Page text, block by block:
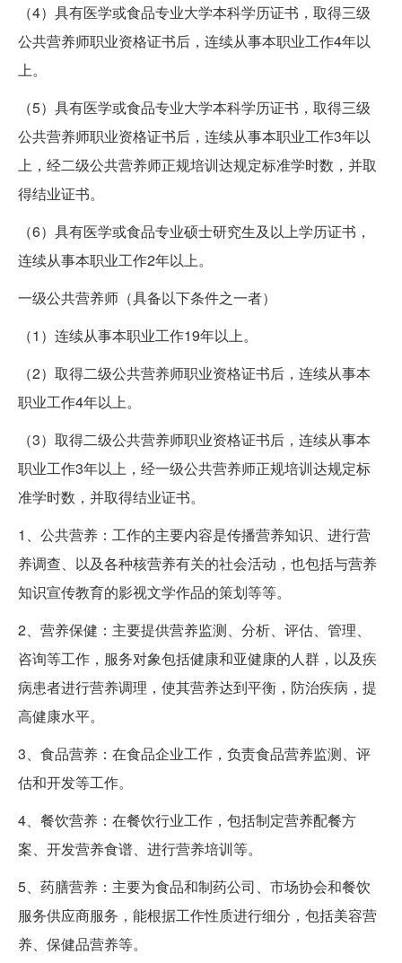
（4）具有医学或食品专业大学本科学历证书，取得三级
公共营养师职业资格证书后，连续从事本职业工作4年以
上。
（5）具有医学或食品专业大学本科学历证书，取得三级
公共营养师职业资格证书后，连续从事本职业工作3年以
上，经二级公共营养师正规培训达规定标准学时数，并取
得结业证书。
（6）具有医学或食品专业硕士研究生及以上学历证书，
连续从事本职业工作2年以上。
一级公共营养师（具备以下条件之一者）
（1）连续从事本职业工作19年以上。
（2）取得二级公共营养师职业资格证书后，连续从事本
职业工作4年以上。
（3）取得二级公共营养师职业资格证书后，连续从事本
职业工作3年以上，经一级公共营养师正规培训达规定标
准学时数，并取得结业证书。
1、公共营养：工作的主要内容是传播营养知识、进行营
养调查、以及各种核营养有关的社会活动，也包括与营养
知识宣传教育的影视文学作品的策划等等。
2、营养保健：主要提供营养监测、分析、评估、管理、
咨询等工作，服务对象包括健康和亚健康的人群，以及疾
病患者进行营养调理，使其营养达到平衡，防治疾病，提
高健康水平。
3、食品营养：在食品企业工作，负责食品营养监测、评
估和开发等工作。
4、餐饮营养：在餐饮行业工作，包括制定营养配餐方
案、开发营养食谱、进行营养培训等。
5、药膳营养：主要为食品和制药公司、市场协会和餐饮
服务供应商服务，能根据工作性质进行细分，包括美容营
养、保健品营养等。